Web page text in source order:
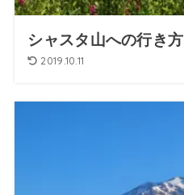
シャスタ山への行き方
2019.10.11